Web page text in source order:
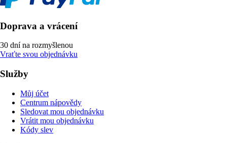
Doprava a vrácení
30 dní na rozmyšlenou
Vraťte svou objednávku
Služby
Můj účet
Centrum nápovědy
Sledovat mou objednávku
Vrátit mou objednávku
Kódy slev